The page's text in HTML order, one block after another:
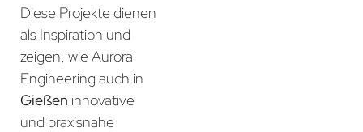
Diese Projekte dienen
als Inspiration und
zeigen, wie Aurora
Engineering auch in
Gießen innovative
und praxisnahe